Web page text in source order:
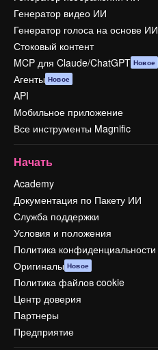
Генератор видео ИИ
Генератор голоса на основе ИИ
Стоковый контент
MCP для Claude/ChatGPT Новое
Агенты Новое
API
Мобильное приложение
Все инструменты Magnific
Начать
Academy
Документация по Пакету ИИ
Служба поддержки
Условия и положения
Политика конфиденциальности
Оригиналы Новое
Политика файлов cookie
Центр доверия
Партнеры
Предприятие